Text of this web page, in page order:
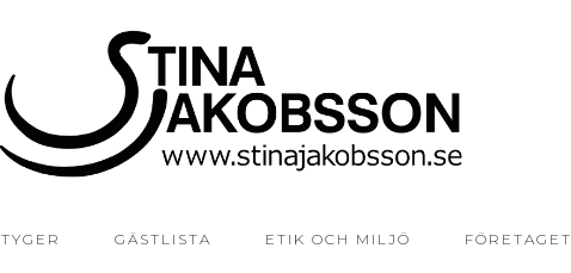
TYGER GÄSTLISTA ETIK OCH MILJÖ FÖRETAGET